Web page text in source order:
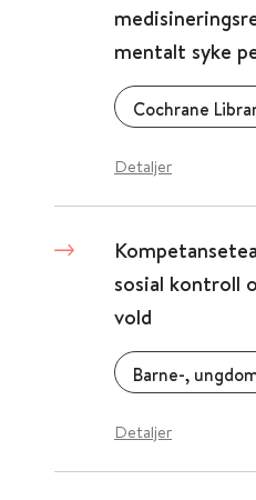
mentalt syke
Cochrane
Detaljer
sosial kontroll
vold
Detaljer